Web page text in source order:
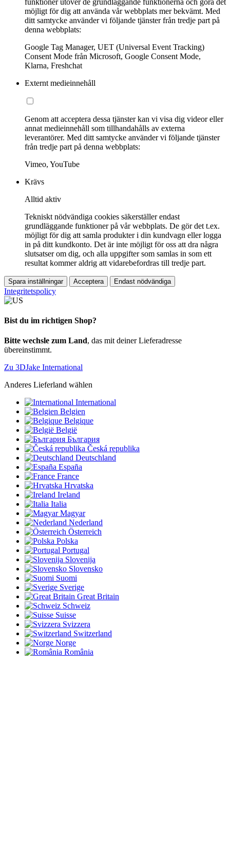
möjligt för dig att använda vår webbplats mer bekvämt. Med
ditt samtycke använder vi följande tjänster från tredje part på
denna webbplats:
Google Tag Manager, UET (Universal Event Tracking)
Consent Mode från Microsoft, Google Consent Mode,
Klarna, Freshchat
Externt medieinnehåll
Genom att acceptera dessa tjänster kan vi visa dig videor eller
annat medieinnehåll som tillhandahålls av externa
leverantörer. Med ditt samtycke använder vi följande tjänster
från tredje part på denna webbplats:
Vimeo, YouTube
Krävs
Alltid aktiv
Tekniskt nödvändiga cookies säkerställer endast
grundläggande funktioner på vår webbplats. De gör det t.ex.
möjligt för dig att samla produkter i din kundvagn eller logga
in på ditt kundkonto. Det är inte möjligt för oss att dra några
slutsatser om dig, och alla uppgifter som samlas in som ett
resultat kommer aldrig att vidarebefordras till tredje part.
Spara inställningar Acceptera Endast nödvändiga
Integritetspolicy
Bist du im richtigen Shop?
Bitte wechsle zum Land, das mit deiner Lieferadresse
übereinstimmt.
Zu 3DJake International
Anderes Lieferland wählen
International
Belgien
Belgique
België
България
Česká republika
Deutschland
España
France
Hrvatska
Ireland
Italia
Magyar
Nederland
Österreich
Polska
Portugal
Slovenija
Slovensko
Suomi
Sverige
Great Britain
Schweiz
Suisse
Svizzera
Switzerland
Norge
România